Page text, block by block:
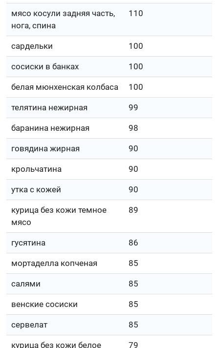
мясо косули задняя часть,
нога, спина
110
сардельки 100
сосиски в банках 100
белая мюнхенская колбаса 100
телятина нежирная 99
баранина нежирная 98
говядина жирная 90
крольчатина 90
утка с кожей 90
курица без кожи темное
мясо
89
гусятина 86
мортаделла копченая 85
салями 85
венские сосиски 85
сервелат 85
курица без кожи белое 79